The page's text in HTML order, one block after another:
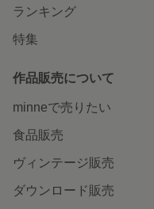
ランキング
特集
作品販売について
minneで売りたい
食品販売
ヴィンテージ販売
ダウンロード販売